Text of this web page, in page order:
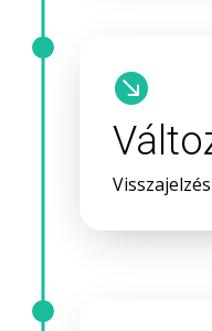

Visszajelzés